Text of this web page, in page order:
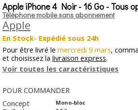
Apple iPhone 4 Noir - 16 Go - Tous
Téléphone mobile sans abonnement
Apple
En Stock- Expédié sous 24h
Pour être livré le mercredi 9 mars,
et choisissez la livraison express.
Voir toutes les caractéristiques
POUR COMMANDER
Concept
Mono-bloc